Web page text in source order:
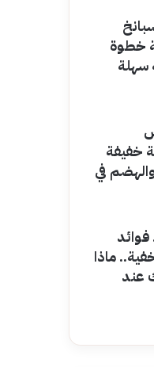
خطوة
سهلة
خفيفة
في
ماذا
عند